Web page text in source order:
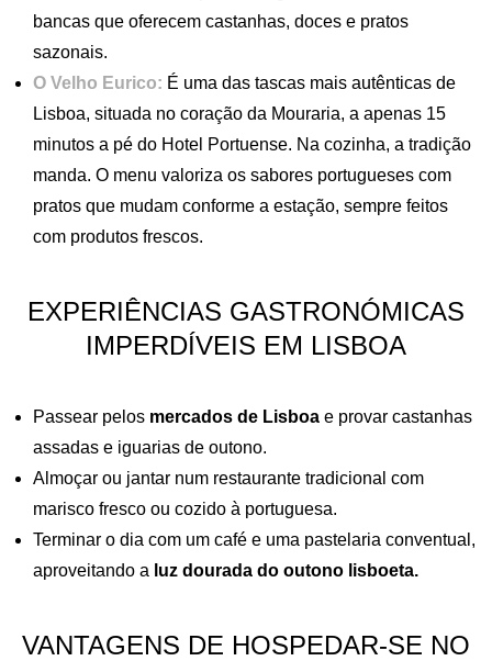
bancas que oferecem castanhas, doces e pratos
sazonais.
O Velho Eurico: É uma das tascas mais autênticas de
Lisboa, situada no coração da Mouraria, a apenas 15
minutos a pé do Hotel Portuense. Na cozinha, a tradição
manda. O menu valoriza os sabores portugueses com
pratos que mudam conforme a estação, sempre feitos
com produtos frescos.
EXPERIÊNCIAS GASTRONÓMICAS
IMPERDÍVEIS EM LISBOA
Passear pelos mercados de Lisboa e provar castanhas
assadas e iguarias de outono.
Almoçar ou jantar num restaurante tradicional com
marisco fresco ou cozido à portuguesa.
Terminar o dia com um café e uma pastelaria conventual,
aproveitando a luz dourada do outono lisboeta.
VANTAGENS DE HOSPEDAR-SE NO